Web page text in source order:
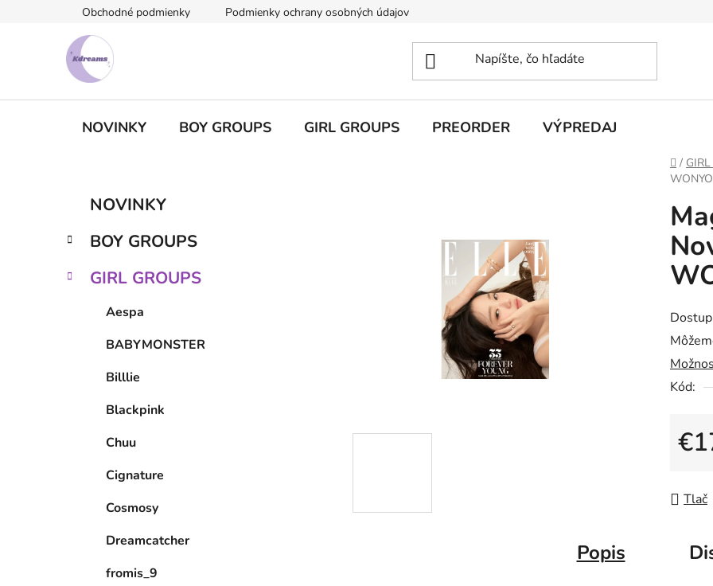
Obchodné podmienky Podmienky ochrany osobných údajov
NOVINKY BOY GROUPS GIRL GROUPS PREORDER VÝPREDAJ
Domov
/
č
ý
Preskočiť
kategórie
e
ó
NOVINKY
BOY GROUPS
GIRL GROUPS
Aespa
BABYMONSTER
Billlie
Blackpink
Chuu
Cignature
Cosmosy
Dreamcatcher
fromis_9
Kód:
Tlač
Popis